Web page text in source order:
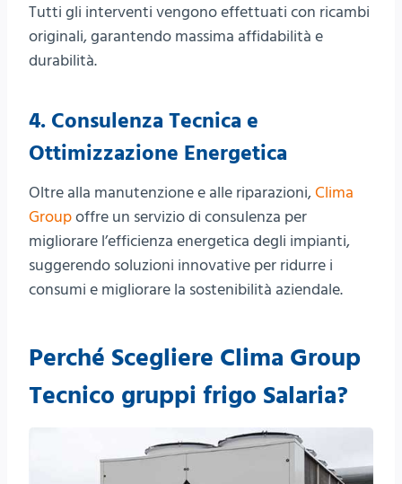
Tutti gli interventi vengono effettuati con ricambi
originali, garantendo massima affidabilità e
durabilità.
4. Consulenza Tecnica e
Ottimizzazione Energetica
Oltre alla manutenzione e alle riparazioni,Clima
Groupoffre un servizio di consulenza per
migliorare l’efficienza energetica degli impianti,
suggerendo soluzioni innovative per ridurre i
consumi e migliorare la sostenibilità aziendale.
Perché Scegliere Clima Group
Tecnico gruppi frigo Salaria?